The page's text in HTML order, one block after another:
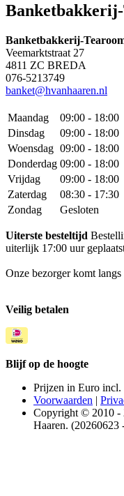
Banketbakkerij-
Veemarktstraat 27
4811 ZC BREDA
076-5213749
banket@hvanhaaren.nl
Maandag
09:00 - 18:00
Dinsdag
09:00 - 18:00
Woensdag 09:00 - 18:00
Donderdag 09:00 - 18:00
Vrijdag
09:00 - 18:00
Zaterdag
08:30 - 17:30
Zondag
Gesloten
Uiterste besteltijd
uiterlijk 17:00 uur
Onze bezorger komt
Veilig betalen
Blijf op de hoogte
Prijzen in Euro incl.
Voorwaarden |
Copyright © 2010 -
Haaren. (20260623